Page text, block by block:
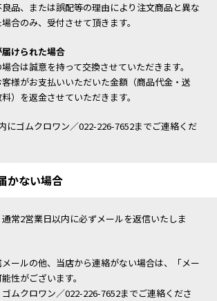
品、または誤配等の理由により注文商品と異な
合のみ、受付させて頂きます。
けられた場合
合は誠意を持って交換させていただきます。
様がお支払いいただいた金額（商品代金・送
）を返金させていただきます。
にゴムクロワン／022-226-7652までご連絡くだ
かない場合
常2営業日以内に必ずメールを返信いたしま
ールの他、当店から連絡がない場合は、「メー
性がございます。
ムクロワン／022-226-7652までご連絡くださ